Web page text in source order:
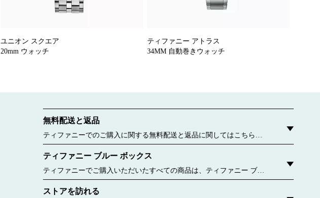
ユニオン スクエア
20mm ウォッチ
ティファニー アトラス
34MM 自動巻きウォッチ
無料配送と返品
ティファニーでのご購入に関する無料配送と返品に関してはこちらを
ご覧ください。
ティファニー ブルー ボックス
ティファニーでご購入いただいたすべての商品は、ティファニー ブル
ー ボックスに包んでお届けいたします。この有名なパッケージが誕生
したのは1886年に遡ります。今ではすべてのブルー ボックスおよびブ
ストアを訪れる